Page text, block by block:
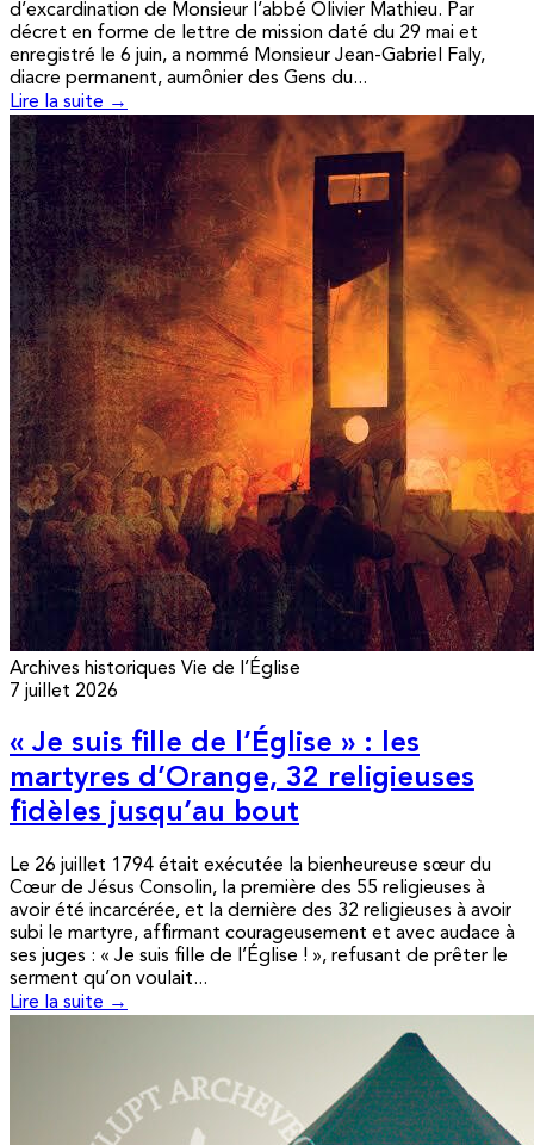
d’excardination de Monsieur l’abbé Olivier Mathieu. Par
décret en forme de lettre de mission daté du 29 mai et
enregistré le 6 juin, a nommé Monsieur Jean-Gabriel Faly,
diacre permanent, aumônier des Gens du...
Lire la suite →
Archives historiques Vie de l’Église
7 juillet 2026
« Je suis fille de l’Église » : les
martyres d’Orange, 32 religieuses
fidèles jusqu’au bout
Le 26 juillet 1794 était exécutée la bienheureuse sœur du
Cœur de Jésus Consolin, la première des 55 religieuses à
avoir été incarcérée, et la dernière des 32 religieuses à avoir
subi le martyre, affirmant courageusement et avec audace à
ses juges : « Je suis fille de l’Église ! », refusant de prêter le
serment qu’on voulait...
Lire la suite →